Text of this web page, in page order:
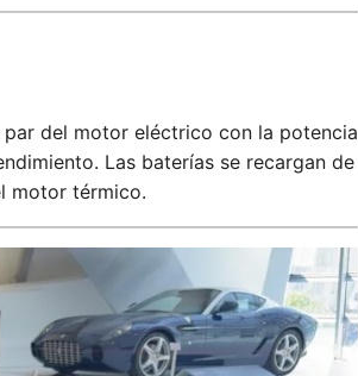
par del motor eléctrico con la potencia
Las baterías se recargan de
motor térmico.